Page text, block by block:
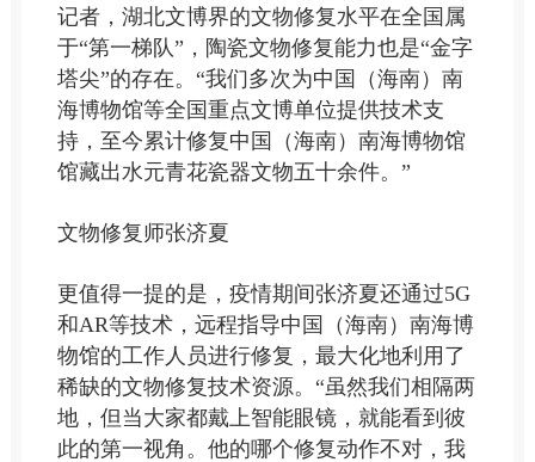
记者，湖北文博界的文物修复水平在全国属
于“第一梯队”，陶瓷文物修复能力也是“金字
塔尖”的存在。“我们多次为中国（海南）南
海博物馆等全国重点文博单位提供技术支
持，至今累计修复中国（海南）南海博物馆
馆藏出水元青花瓷器文物五十余件。”
文物修复师张济夏
更值得一提的是，疫情期间张济夏还通过5G
和AR等技术，远程指导中国（海南）南海博
物馆的工作人员进行修复，最大化地利用了
稀缺的文物修复技术资源。“虽然我们相隔两
地，但当大家都戴上智能眼镜，就能看到彼
此的第一视角。他的哪个修复动作不对，我